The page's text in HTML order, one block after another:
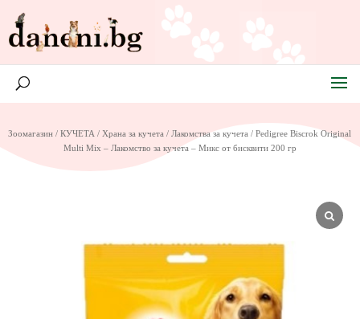
Зоомагазин /КУЧЕТА / Храна за кучета / Лакомства за кучета / Pedigree Biscrok Original
Multi Mix – Лакомство за кучета – Микс от бисквити 200 гр